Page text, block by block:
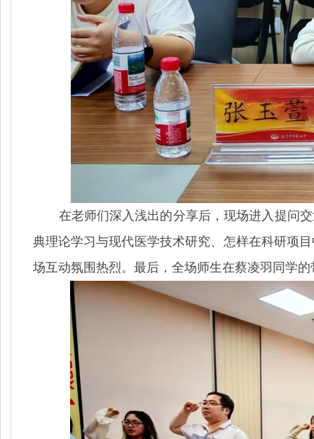
在老师们深入浅出的分享后，现场进入提问
典理论学习与现代医学技术研究、怎样在科研项
场互动氛围热烈。 最后，全场师生在蔡凌羽同学